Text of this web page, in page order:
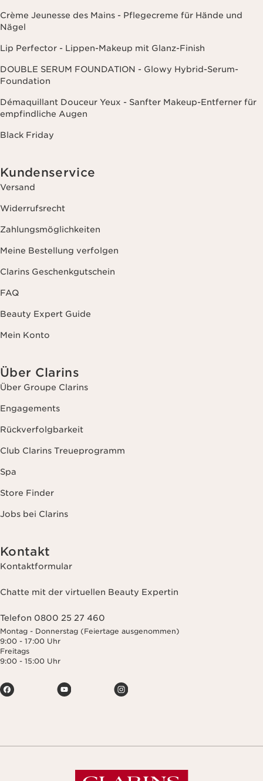
Crème Jeunesse des Mains - Pflegecreme für Hände und
Nägel
Lip Perfector - Lippen-Makeup mit Glanz-Finish
DOUBLE SERUM FOUNDATION - Glowy Hybrid-Serum-
Foundation
Démaquillant Douceur Yeux - Sanfter Makeup-Entferner für
empfindliche Augen
Black Friday
Kundenservice
Versand
Widerrufsrecht
Zahlungsmöglichkeiten
Meine Bestellung verfolgen
Clarins Geschenkgutschein
FAQ
Beauty Expert Guide
Mein Konto
Über Clarins
Über Groupe Clarins
Engagements
Rückverfolgbarkeit
Club Clarins Treueprogramm
Spa
Store Finder
Jobs bei Clarins
Kontakt
Kontaktformular
Chatte mit der virtuellen Beauty Expertin
Telefon 0800 25 27 460
Montag - Donnerstag (Feiertage ausgenommen)
9:00 - 17:00 Uhr
Freitags
9:00 - 15:00 Uhr